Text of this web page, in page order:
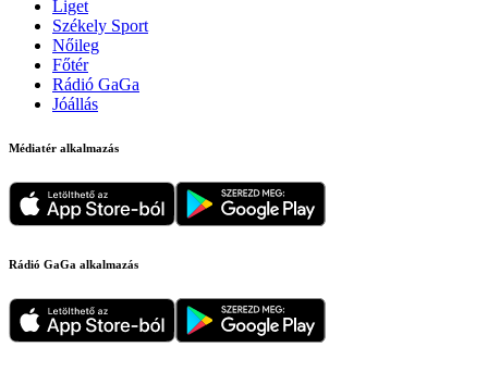
Liget
Székely Sport
Nőileg
Főtér
Rádió GaGa
Jóállás
Médiatér alkalmazás
Rádió GaGa alkalmazás